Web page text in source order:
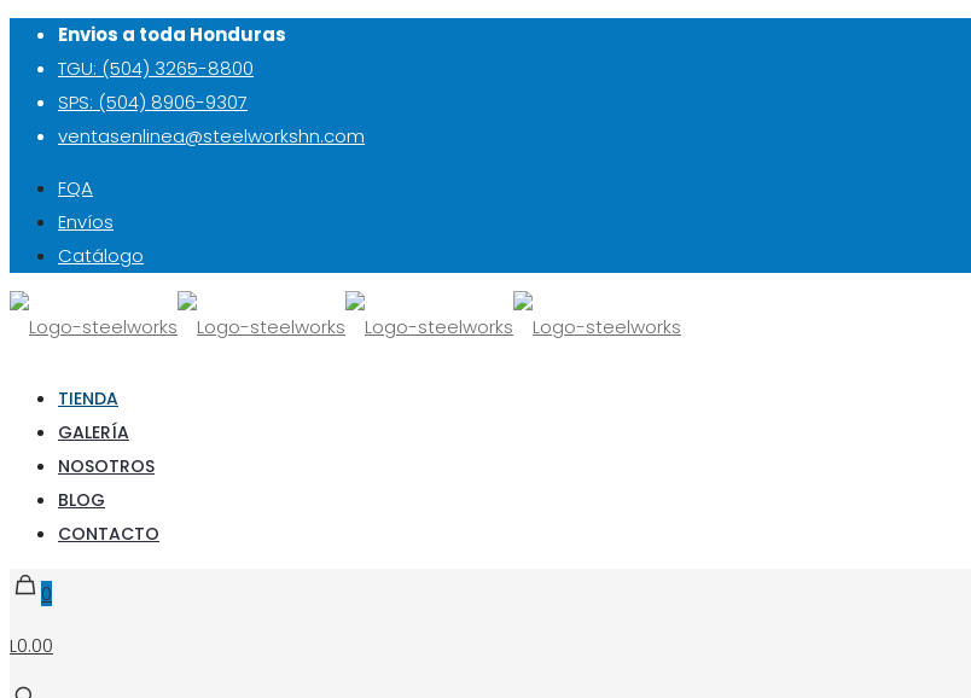
Envios a toda Honduras
TGU: (504) 3265-8800
SPS: (504) 8906-9307
ventasenlinea@steelworkshn.com
FQA
Envíos
Catálogo
TIENDA
GALERÍA
NOSOTROS
BLOG
CONTACTO
0
L0.00